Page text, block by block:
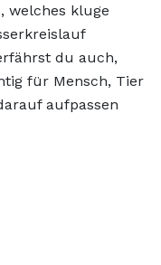
welches kluge
du auch,
für Mensch, Tier
aufpassen